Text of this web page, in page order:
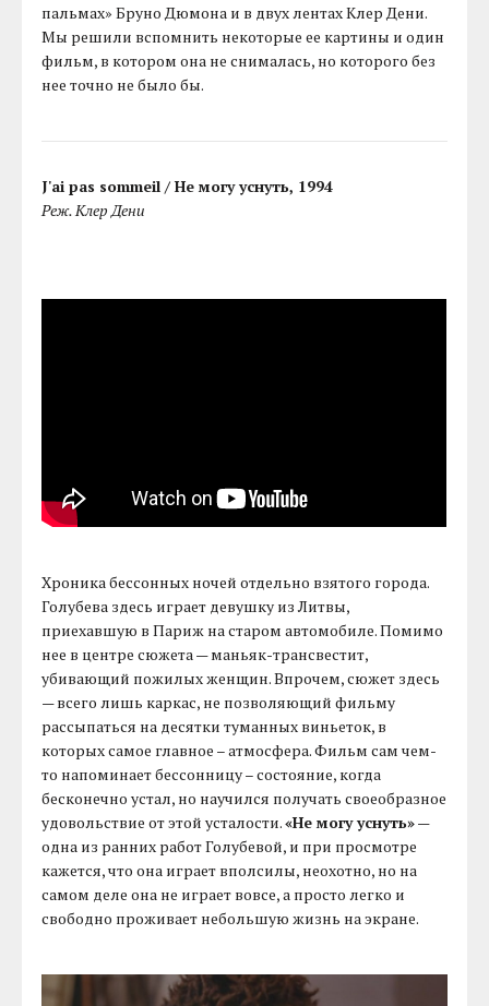
пальмах» Бруно Дюмона и в двух лентах Клер Дени.
Мы решили вспомнить некоторые ее картины и один
фильм, в котором она не снималась, но которого без
нее точно не было бы.
J'ai pas sommeil / Не могу уснуть, 1994
Реж. Клер Дени
Хроника бессонных ночей отдельно взятого города.
Голубева здесь играет девушку из Литвы,
приехавшую в Париж на старом автомобиле. Помимо
нее в центре сюжета — маньяк-трансвестит,
убивающий пожилых женщин. Впрочем, сюжет здесь
— всего лишь каркас, не позволяющий фильму
рассыпаться на десятки туманных виньеток, в
которых самое главное – атмосфера. Фильм сам чем-
то напоминает бессонницу – состояние, когда
бесконечно устал, но научился получать своеобразное
удовольствие от этой усталости.«Не могу уснуть»—
одна из ранних работ Голубевой, и при просмотре
кажется, что она играет вполсилы, неохотно, но на
самом деле она не играет вовсе, а просто легко и
свободно проживает небольшую жизнь на экране.